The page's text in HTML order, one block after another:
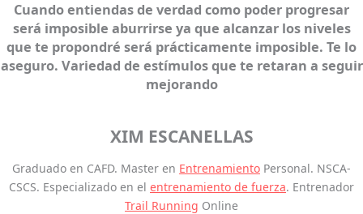
Cuando entiendas de verdad como poder progresar
será imposible aburrirse ya que alcanzar los niveles
que te propondré será prácticamente imposible. Te lo
aseguro. Variedad de estímulos que te retaran a seguir
mejorando
XIM ESCANELLAS
Graduado en CAFD. Master en Entrenamiento Personal. NSCA-
CSCS. Especializado en el entrenamiento de fuerza. Entrenador
Trail Running Online